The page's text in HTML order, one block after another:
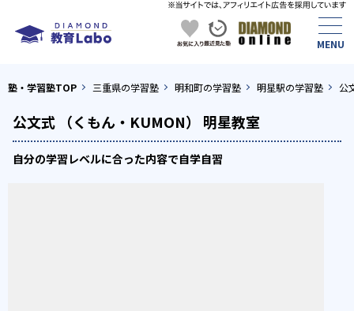
塾・学習塾TOP 三重県の学習塾 明和町の学習塾 明星駅の学習塾 公
公文式 （くもん・KUMON） 明星教室
自分の学習レベルに合った内容で自学自習